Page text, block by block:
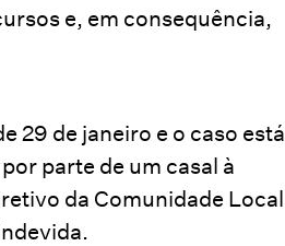
e, em consequência,
29 de janeiro e o caso está
parte de um casal à
da Comunidade Local